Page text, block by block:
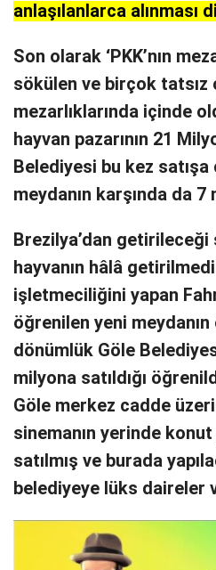
anlaşılanlarca alınması
Son olarak ‘PKK’nın
sökülen ve birçok tatsız
mezarlıklarında içinde
hayvan pazarının 21
Belediyesi bu kez satışa
meydanın karşında da
Brezilya’dan getirileceği
hayvanın hâlâ
işletmeciliğini yapan
öğrenilen yeni
dönümlük Göle
milyona satıldığı
Göle merkez cadde
sinemanın yerinde konut
satılmış ve burada
belediyeye lüks daireler